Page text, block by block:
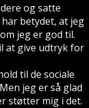
og satte
betydet, at jeg
jeg er god til.
at give udtryk for
til de sociale
jeg er så glad
støtter mig i det.